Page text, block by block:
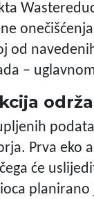
od
–
Prva eko
će
planirano